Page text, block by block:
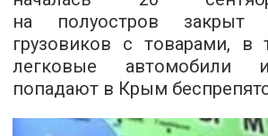
на полуостров закрыт
грузовиков с товарами, в
легковые автомобили
попадают в Крым